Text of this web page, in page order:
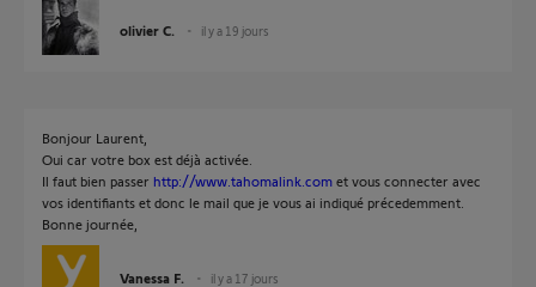
olivier C. il y a 19 jours
Bonjour Laurent,
Oui car votre box est déjà activée.
Il faut bien passer http://www.tahomalink.com et vous connecter avec
vos identifiants et donc le mail que je vous ai indiqué précedemment.
Bonne journée,
Vanessa F. il y a 17 jours